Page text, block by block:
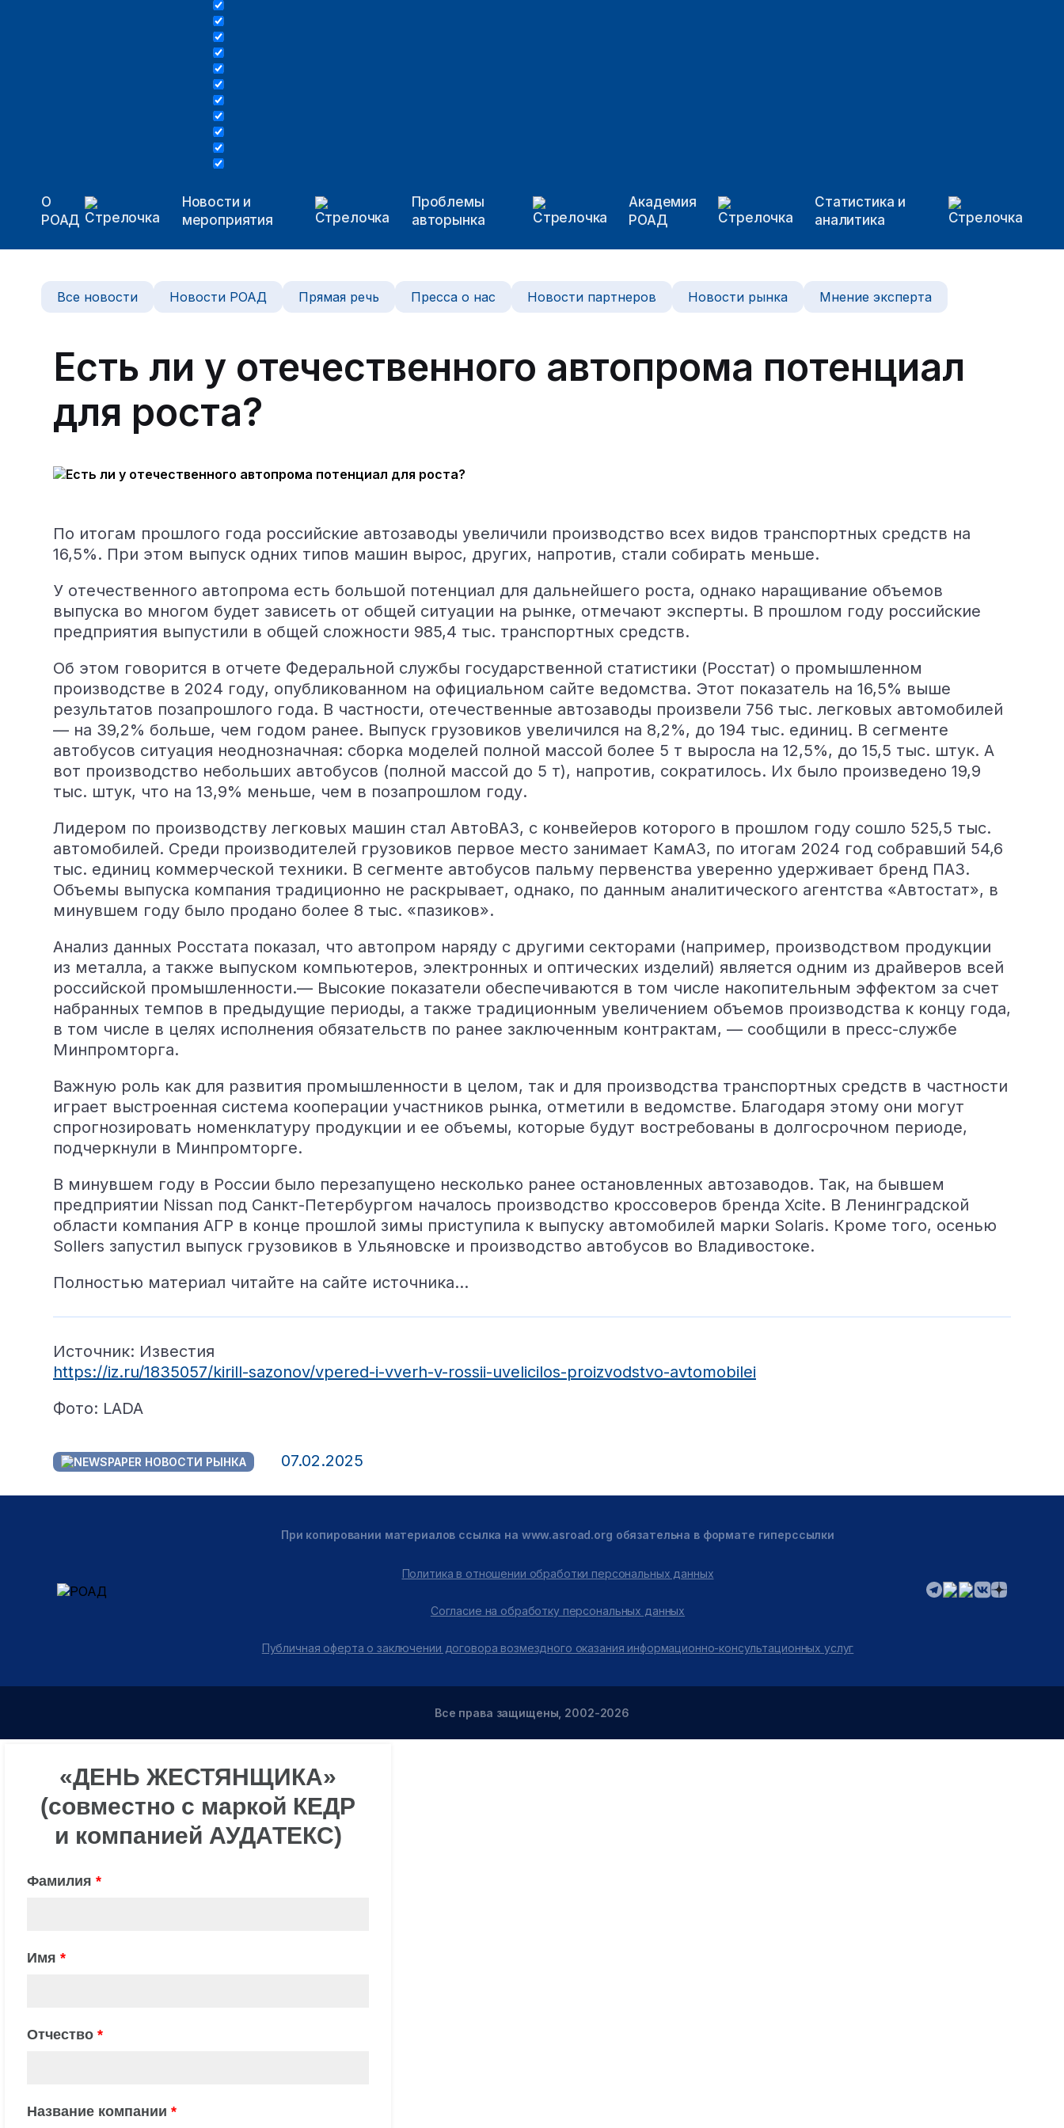
О
РОАД
Новости и
мероприятия
Проблемы
авторынка
Академия
РОАД
Статистика и
аналитика
Все новости Новости РОАД Прямая речь Пресса о нас Новости партнеров Новости рынка Мнение эксперта
Есть ли у отечественного автопрома потенциал
для роста?
По итогам прошлого года российские автозаводы увеличили производство всех видов транспортных средств на
16,5%. При этом выпуск одних типов машин вырос, других, напротив, стали собирать меньше.
У отечественного автопрома есть большой потенциал для дальнейшего роста, однако наращивание объемов
выпуска во многом будет зависеть от общей ситуации на рынке, отмечают эксперты. В прошлом году российские
предприятия выпустили в общей сложности 985,4 тыс. транспортных средств.
Об этом говорится в отчете Федеральной службы государственной статистики (Росстат) о промышленном
производстве в 2024 году, опубликованном на официальном сайте ведомства. Этот показатель на 16,5% выше
результатов позапрошлого года. В частности, отечественные автозаводы произвели 756 тыс. легковых автомобилей
— на 39,2% больше, чем годом ранее. Выпуск грузовиков увеличился на 8,2%, до 194 тыс. единиц. В сегменте
автобусов ситуация неоднозначная: сборка моделей полной массой более 5 т выросла на 12,5%, до 15,5 тыс. штук. А
вот производство небольших автобусов (полной массой до 5 т), напротив, сократилось. Их было произведено 19,9
тыс. штук, что на 13,9% меньше, чем в позапрошлом году.
Лидером по производству легковых машин стал АвтоВАЗ, с конвейеров которого в прошлом году сошло 525,5 тыс.
автомобилей. Среди производителей грузовиков первое место занимает КамАЗ, по итогам 2024 год собравший 54,6
тыс. единиц коммерческой техники. В сегменте автобусов пальму первенства уверенно удерживает бренд ПАЗ.
Объемы выпуска компания традиционно не раскрывает, однако, по данным аналитического агентства «Автостат», в
минувшем году было продано более 8 тыс. «пазиков».
Анализ данных Росстата показал, что автопром наряду с другими секторами (например, производством продукции
из металла, а также выпуском компьютеров, электронных и оптических изделий) является одним из драйверов всей
российской промышленности.— Высокие показатели обеспечиваются в том числе накопительным эффектом за счет
набранных темпов в предыдущие периоды, а также традиционным увеличением объемов производства к концу года,
в том числе в целях исполнения обязательств по ранее заключенным контрактам, — сообщили в пресс-службе
Минпромторга.
Важную роль как для развития промышленности в целом, так и для производства транспортных средств в частности
играет выстроенная система кооперации участников рынка, отметили в ведомстве. Благодаря этому они могут
спрогнозировать номенклатуру продукции и ее объемы, которые будут востребованы в долгосрочном периоде,
подчеркнули в Минпромторге.
В минувшем году в России было перезапущено несколько ранее остановленных автозаводов. Так, на бывшем
предприятии Nissan под Санкт-Петербургом началось производство кроссоверов бренда Xcite. В Ленинградской
области компания АГР в конце прошлой зимы приступила к выпуску автомобилей марки Solaris. Кроме того, осенью
Sollers запустил выпуск грузовиков в Ульяновске и производство автобусов во Владивостоке.
Полностью материал читайте на сайте источника…
Источник: Известия
https://iz.ru/1835057/kirill-sazonov/vpered-i-vverh-v-rossii-uvelicilos-proizvodstvo-avtomobilei
Фото: LADA
НОВОСТИ РЫНКА 07.02.2025
При копировании материалов ссылка на www.asroad.org обязательна в формате гиперссылки
Политика в отношении обработки персональных данных
Согласие на обработку персональных данных
Публичная оферта о заключении договора возмездного оказания информационно-консультационных услуг
Все права защищены, 2002-2026